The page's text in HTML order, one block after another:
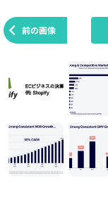
前の画像